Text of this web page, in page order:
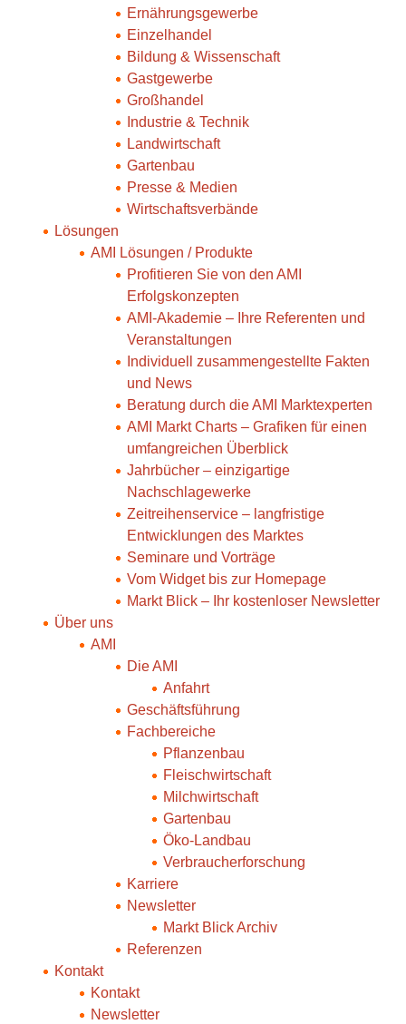
Ernährungsgewerbe
Einzelhandel
Bildung & Wissenschaft
Gastgewerbe
Großhandel
Industrie & Technik
Landwirtschaft
Gartenbau
Presse & Medien
Wirtschaftsverbände
Lösungen
AMI Lösungen / Produkte
Profitieren Sie von den AMI
Erfolgskonzepten
AMI-Akademie – Ihre Referenten und
Veranstaltungen
Individuell zusammengestellte Fakten
und News
Beratung durch die AMI Marktexperten
AMI Markt Charts – Grafiken für einen
umfangreichen Überblick
Jahrbücher – einzigartige
Nachschlagewerke
Zeitreihenservice – langfristige
Entwicklungen des Marktes
Seminare und Vorträge
Vom Widget bis zur Homepage
Markt Blick – Ihr kostenloser Newsletter
Über uns
AMI
Die AMI
Anfahrt
Geschäftsführung
Fachbereiche
Pflanzenbau
Fleischwirtschaft
Milchwirtschaft
Gartenbau
Öko-Landbau
Verbraucherforschung
Karriere
Newsletter
Markt Blick Archiv
Referenzen
Kontakt
Kontakt
Newsletter